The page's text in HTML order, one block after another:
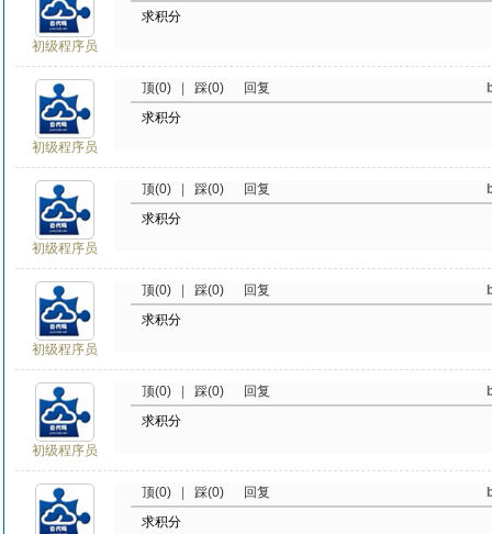
初级程序员
求积分
初级程序员
顶(0) | 踩(0)
回复
求积分
初级程序员
顶(0) | 踩(0)
回复
求积分
初级程序员
顶(0) | 踩(0)
回复
求积分
初级程序员
顶(0) | 踩(0)
回复
求积分
顶(0) | 踩(0)
回复
求积分